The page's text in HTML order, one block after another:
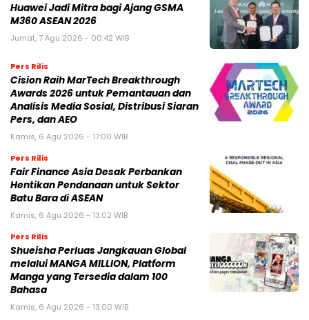
Huawei Jadi Mitra bagi Ajang GSMA
M360 ASEAN 2026
Jumat, 7 Agu 2026 - 00:42 WIB
Pers Rilis
Cision Raih MarTech Breakthrough
Awards 2026 untuk Pemantauan dan
Analisis Media Sosial, Distribusi Siaran
Pers, dan AEO
Kamis, 6 Agu 2026 - 17:00 WIB
Pers Rilis
Fair Finance Asia Desak Perbankan
Hentikan Pendanaan untuk Sektor
Batu Bara di ASEAN
Kamis, 6 Agu 2026 - 13:02 WIB
Pers Rilis
Shueisha Perluas Jangkauan Global
melalui MANGA MILLION, Platform
Manga yang Tersedia dalam 100
Bahasa
Kamis, 6 Agu 2026 - 13:00 WIB